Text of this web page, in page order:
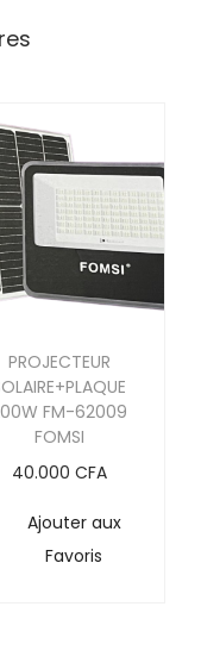
mon site dans
PROJECTEUR
FM-62009
FOMSI
40.000 CFA
Ajouter aux
Favoris